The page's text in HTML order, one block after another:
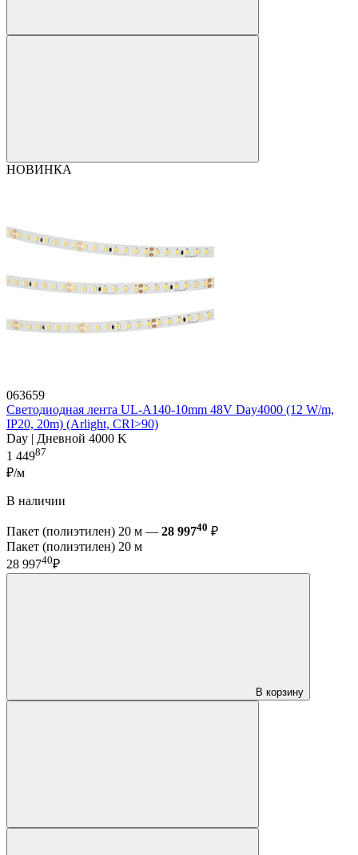
НОВИНКА
063659
Светодиодная лента UL-A140-10mm 48V Day4000 (12 W/m,
IP20, 20m) (Arlight, CRI>90)
Day | Дневной 4000 K
1 44987
₽/м
В наличии
Пакет (полиэтилен) 20 м — 28 99740 ₽
Пакет (полиэтилен) 20 м
28 99740₽
В корзину